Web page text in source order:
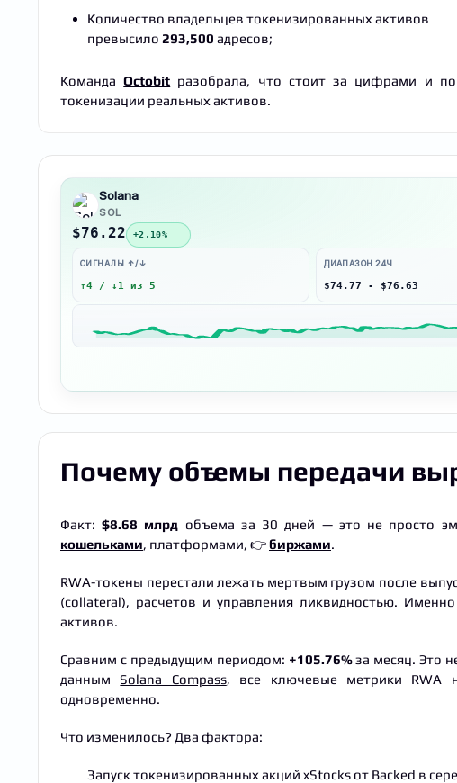
Количество владельцев токенизированных активов
превысило 293,500 адресов;
КомандаOctobit разобрала, что стоит за цифрами и
токенизации реальных активов.
Solana
SOL
$76.22 +2.10%
СИГНАЛЫ ↑/↓
↑4 / ↓1 из 5
ДИАПАЗОН 24Ч
$74.77 - $76.63
Почему объемы передачи
Факт:$8.68 млрд объема за 30 дней — это не просто
кошельками, платформами, 👉биржами.
RWA-токены перестали лежать мертвым грузом после
(collateral), расчетов и управления ликвидностью.
активов.
Сравним с предыдущим периодом: +105.76%за месяц. Это
данным Solana Compass, все ключевые метрики RWA
одновременно.
Что изменилось? Два фактора:
Запуск токенизированных акций xStocks от Backed в